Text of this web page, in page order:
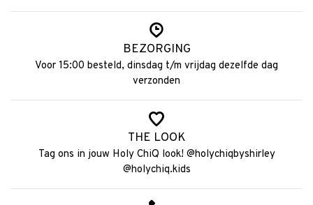
BEZORGING
Voor 15:00 besteld, dinsdag t/m vrijdag dezelfde dag
verzonden
THE LOOK
Tag ons in jouw Holy ChiQ look! @holychiqbyshirley
@holychiq.kids